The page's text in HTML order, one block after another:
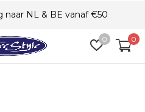
0 0
naar NL & BE vanaf €50